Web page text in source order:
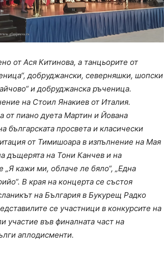
от Ася Китинова, а танцьорите от
добруджански, северняшки, шопски
и добруджанска ръченица.
на Стоил Янакиев от Италия.
от пиано дуета Мартин и Йована
българската просвета и класически
от Тимишоара в изпълнение на Мая
дъщерята на Тони Канчев и на
„Я кажи ми, облаче ле бяло“, „Една
В края на концерта се състоя
на България в Букурещ Радко
се участници в конкурсите на
участие във финалната част на
аплодисменти.